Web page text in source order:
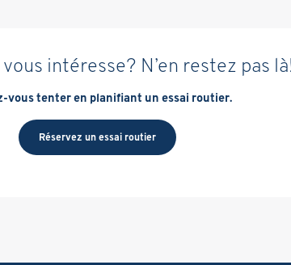
intéresse? N’en restez pas
vous tenter en planifiant un essai routier.
Réservez un essai routier